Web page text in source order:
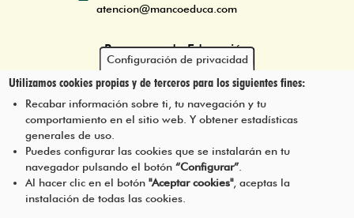
atencion@mancoeduca.com
Programa de Educación
Ambiental Escolar de la
Mancomunidad de la Comarca
de Pamplona
Pie
Menú
CONTÁCTANOS
Configuración de privacidad
Utilizamos cookies propias y de terceros para los siguientes fines:
Recabar información sobre ti, tu navegación y tu
comportamiento en el sitio web. Y obtener estadísticas
generales de uso.
Puedes configurar las cookies que se instalarán en tu
navegador pulsando el botón“Configurar”
Al hacer clic en el botón"Aceptar cookies", aceptas la
instalación de todas las cookies.